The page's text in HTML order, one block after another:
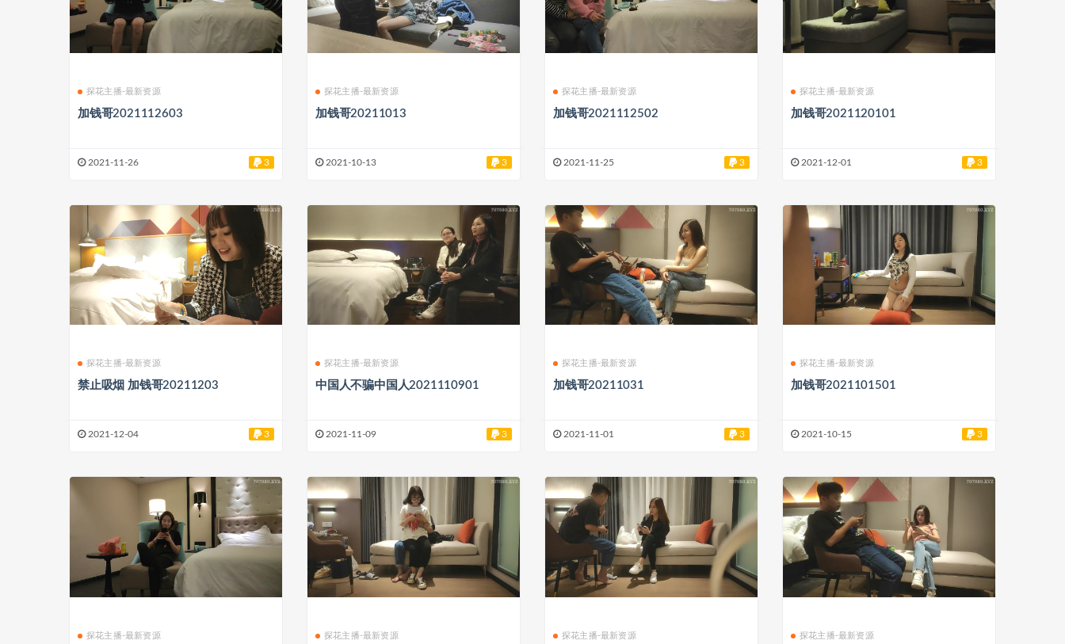
探花主播-最新资源
加钱哥2021112603
2021-11-26 3
探花主播-最新资源
加钱哥20211013
2021-10-13 3
探花主播-最新资源
加钱哥2021112502
2021-11-25 3
探花主播-最新资源
加钱哥2021120101
2021-12-01 3
探花主播-最新资源
禁止吸烟 加钱哥20211203
2021-12-04 3
探花主播-最新资源
中国人不骗中国人2021110901
2021-11-09 3
探花主播-最新资源
加钱哥20211031
2021-11-01 3
探花主播-最新资源
加钱哥2021101501
2021-10-15 3
探花主播-最新资源 探花主播-最新资源 探花主播-最新资源 探花主播-最新资源